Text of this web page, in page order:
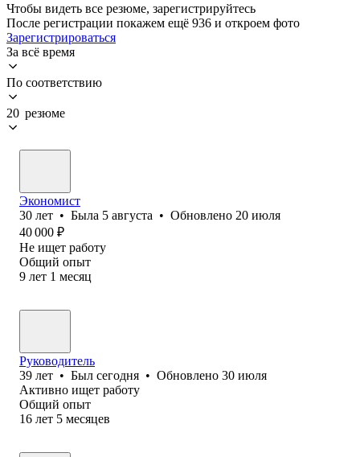
Чтобы видеть все резюме, зарегистрируйтесь
После регистрации покажем ещё 936 и откроем фото
Зарегистрироваться
За всё время
По соответствию
20 резюме
Экономист
30 лет • Была 5 августа • Обновлено 20 июля
40 000 ₽
Не ищет работу
Общий опыт
9 лет 1 месяц
Руководитель
39 лет • Был сегодня • Обновлено 30 июля
Активно ищет работу
Общий опыт
16 лет 5 месяцев